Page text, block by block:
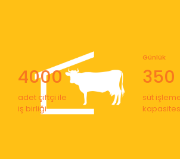
4000
adet çiftçi ile
iş birliği
350
Günlük
süt